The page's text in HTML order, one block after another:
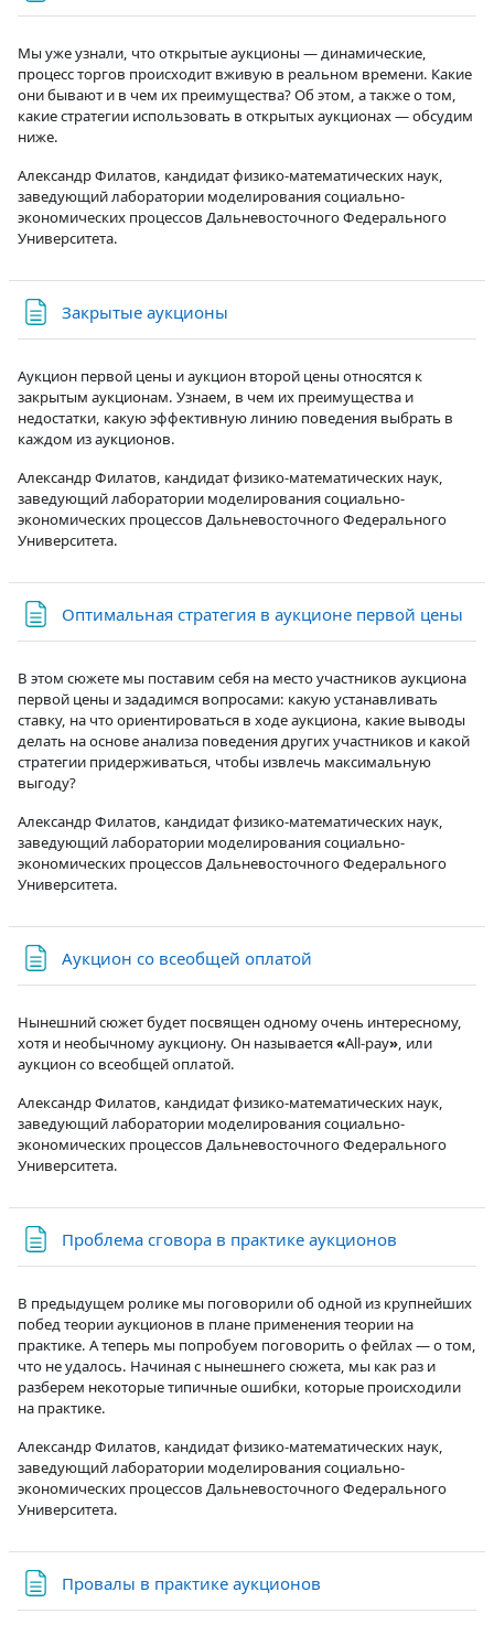
Мы уже узнали, что открытые аукционы — динамические,
процесс торгов происходит вживую в реальном времени. Какие
они бывают и в чем их преимущества? Об этом, а также о том,
какие стратегии использовать в открытых аукционах — обсудим
ниже.
Александр Филатов, кандидат физико-математических наук,
заведующий лаборатории моделирования социально-
экономических процессов Дальневосточного Федерального
Университета.
Закрытые аукционы
Аукцион первой цены и аукцион второй цены относятся к
закрытым аукционам. Узнаем, в чем их преимущества и
недостатки, какую эффективную линию поведения выбрать в
каждом из аукционов.
Александр Филатов, кандидат физико-математических наук,
заведующий лаборатории моделирования социально-
экономических процессов Дальневосточного Федерального
Университета.
Оптимальная стратегия в аукционе первой цены
В этом сюжете мы поставим себя на место участников аукциона
первой цены и зададимся вопросами: какую устанавливать
ставку, на что ориентироваться в ходе аукциона, какие выводы
делать на основе анализа поведения других участников и какой
стратегии придерживаться, чтобы извлечь максимальную
выгоду?
Александр Филатов, кандидат физико-математических наук,
заведующий лаборатории моделирования социально-
экономических процессов Дальневосточного Федерального
Университета.
Аукцион со всеобщей оплатой
Нынешний сюжет будет посвящен одному очень интересному,
хотя и необычному аукциону. Он называется«All-pay», или
аукцион со всеобщей оплатой.
Александр Филатов, кандидат физико-математических наук,
заведующий лаборатории моделирования социально-
экономических процессов Дальневосточного Федерального
Университета.
Проблема сговора в практике аукционов
В предыдущем ролике мы поговорили об одной из крупнейших
побед теории аукционов в плане применения теории на
практике. А теперь мы попробуем поговорить о фейлах — о том,
что не удалось. Начиная с нынешнего сюжета, мы как раз и
разберем некоторые типичные ошибки, которые происходили
на практике.
Александр Филатов, кандидат физико-математических наук,
заведующий лаборатории моделирования социально-
экономических процессов Дальневосточного Федерального
Университета.
Провалы в практике аукционов